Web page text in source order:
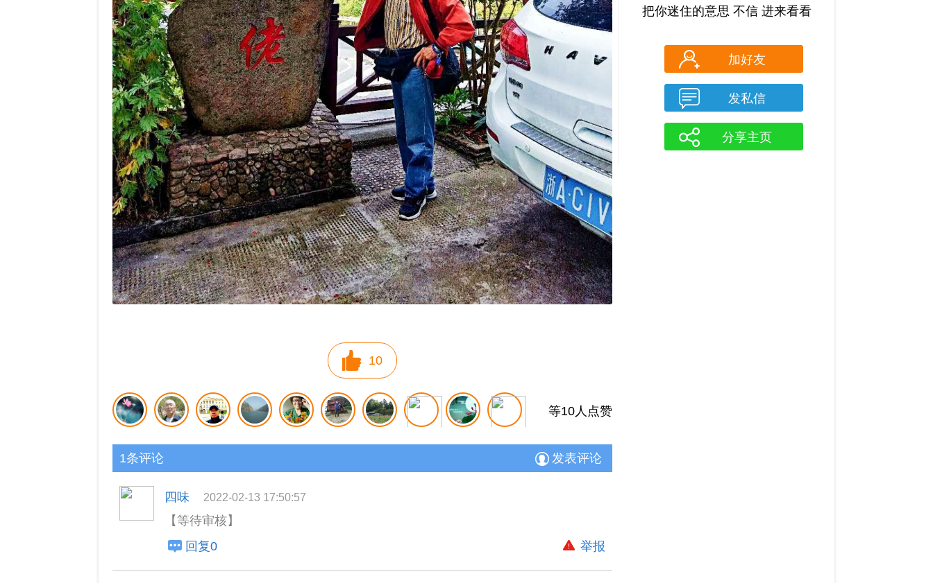
10
等10人点赞
发表评论
1条评论
四味 2022-02-13 17:50:57
【等待审核】
回复0
举报
把你迷住的意思 不信 进来看看
加好友
发私信
分享主页